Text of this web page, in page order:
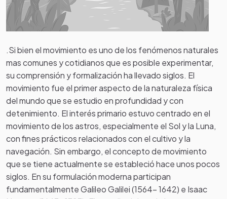
.Si bien el movimiento es uno de los fenómenos naturales
mas comunes y cotidianos que es posible experimentar,
su comprensión y formalización ha llevado siglos. El
movimiento fue el primer aspecto de la naturaleza física
del mundo que se estudio en profundidad y con
detenimiento. El interés primario estuvo centrado en el
movimiento de los astros, especialmente el Sol y la Luna,
con fines prácticos relacionados con el cultivo y la
navegación. Sin embargo, el concepto de movimiento
que se tiene actualmente se estableció hace unos pocos
siglos. En su formulación moderna participan
fundamentalmente Galileo Galilei (1564- 1642) e Isaac